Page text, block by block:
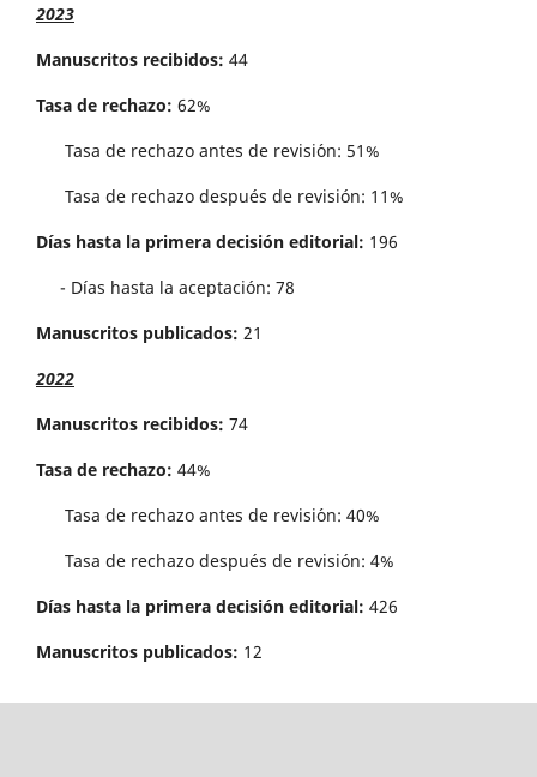
2023
Manuscritos recibidos: 44
Tasa de rechazo: 62%
Tasa de rechazo antes de revisi´on: 51%
Tasa de rechazo después de revisión: 11%
Días hasta la primera decisión editorial: 196
- Días hasta la aceptación: 78
Manuscritos publicados: 21
2022
Manuscritos recibidos: 74
Tasa de rechazo: 44%
Tasa de rechazo antes de revisi´on: 40%
Tasa de rechazo después de revisión: 4%
Días hasta la primera decisión editorial: 426
Manuscritos publicados: 12